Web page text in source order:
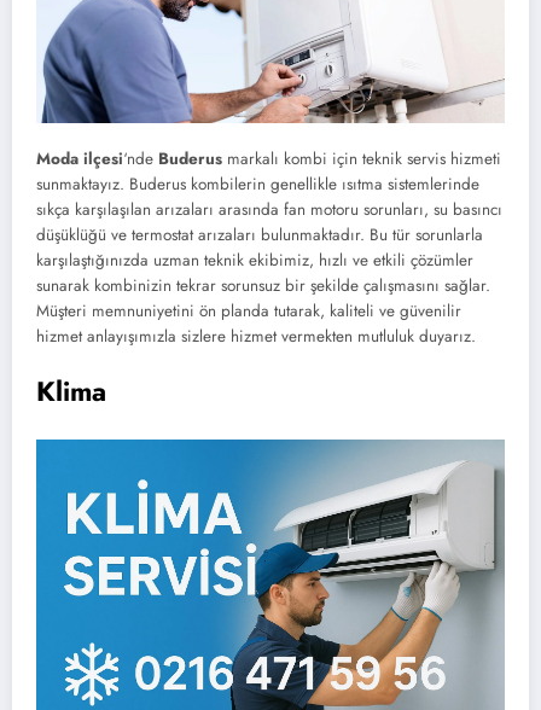
Moda ilçesi‘nde Buderus markalı kombi için teknik servis hizmeti
sunmaktayız. Buderus kombilerin genellikle ısıtma sistemlerinde
sıkça karşılaşılan arızaları arasında fan motoru sorunları, su basıncı
düşüklüğü ve termostat arızaları bulunmaktadır. Bu tür sorunlarla
karşılaştığınızda uzman teknik ekibimiz, hızlı ve etkili çözümler
sunarak kombinizin tekrar sorunsuz bir şekilde çalışmasını sağlar.
Müşteri memnuniyetini ön planda tutarak, kaliteli ve güvenilir
hizmet anlayışımızla sizlere hizmet vermekten mutluluk duyarız.
Klima